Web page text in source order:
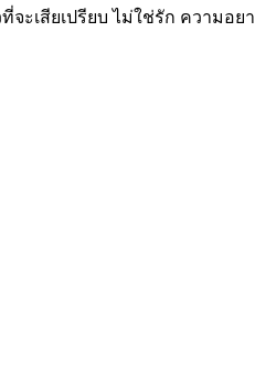
จะเสียเปรียบ ไม่ใช่รัก ความ